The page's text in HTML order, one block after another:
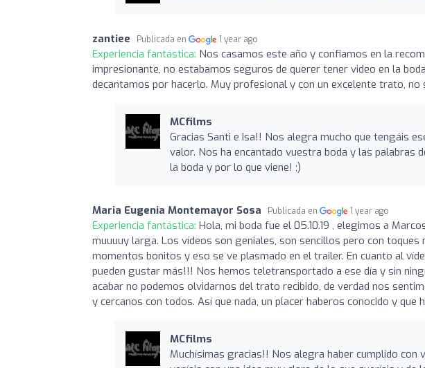
zantiee Publicada en 1 year ago
Experiencia fantástica: Nos casamos este año y confiamos en la
impresionante, no estabamos seguros de querer tener video en la
decantamos por hacerlo. Muy profesional y con un excelente trato, no
MCfilms
Gracias Santi e Isa!! Nos alegra mucho que tengáis
valor. Nos ha encantado vuestra boda y las palabras
la boda y por lo que viene! ;)
Maria Eugenia Montemayor Sosa Publicada en 1 year ago
Experiencia fantástica: Hola, mi boda fue el 05.10.19 , elegimos a
muuuuy larga. Los vídeos son geniales, son sencillos pero con toques
momentos bonitos y eso se ve plasmado en el trailer. En cuanto al
pueden gustar más!!! Nos hemos teletransportado a ese día y sin
acabar no podemos olvidarnos del trato recibido, de verdad nos
y cercanos con todos. Así que nada, un placer haberos conocido y que
MCfilms
Muchísimas gracias!! Nos alegra haber cumplido con